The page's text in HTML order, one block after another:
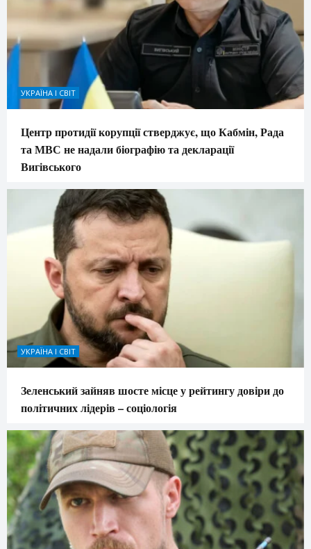
УКРАЇНА І СВІТ
Центр протидії корупції стверджує, що Кабмін, Рада
та МВС не надали біографію та декларації
Вигівського
УКРАЇНА І СВІТ
Зеленський зайняв шосте місце у рейтингу довіри до
політичних лідерів – соціологія